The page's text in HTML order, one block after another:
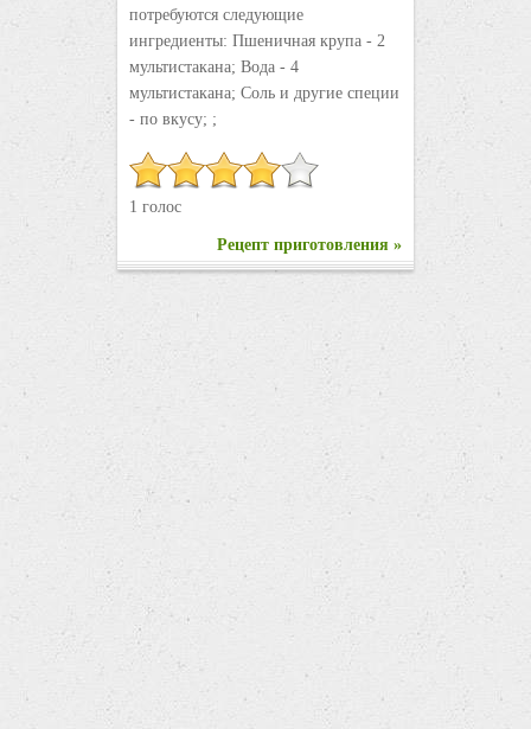
потребуются следующие
ингредиенты: Пшеничная крупа - 2
мультистакана; Вода - 4
мультистакана; Соль и другие специи
- по вкусу; ;
1 голос
Рецепт приготовления »